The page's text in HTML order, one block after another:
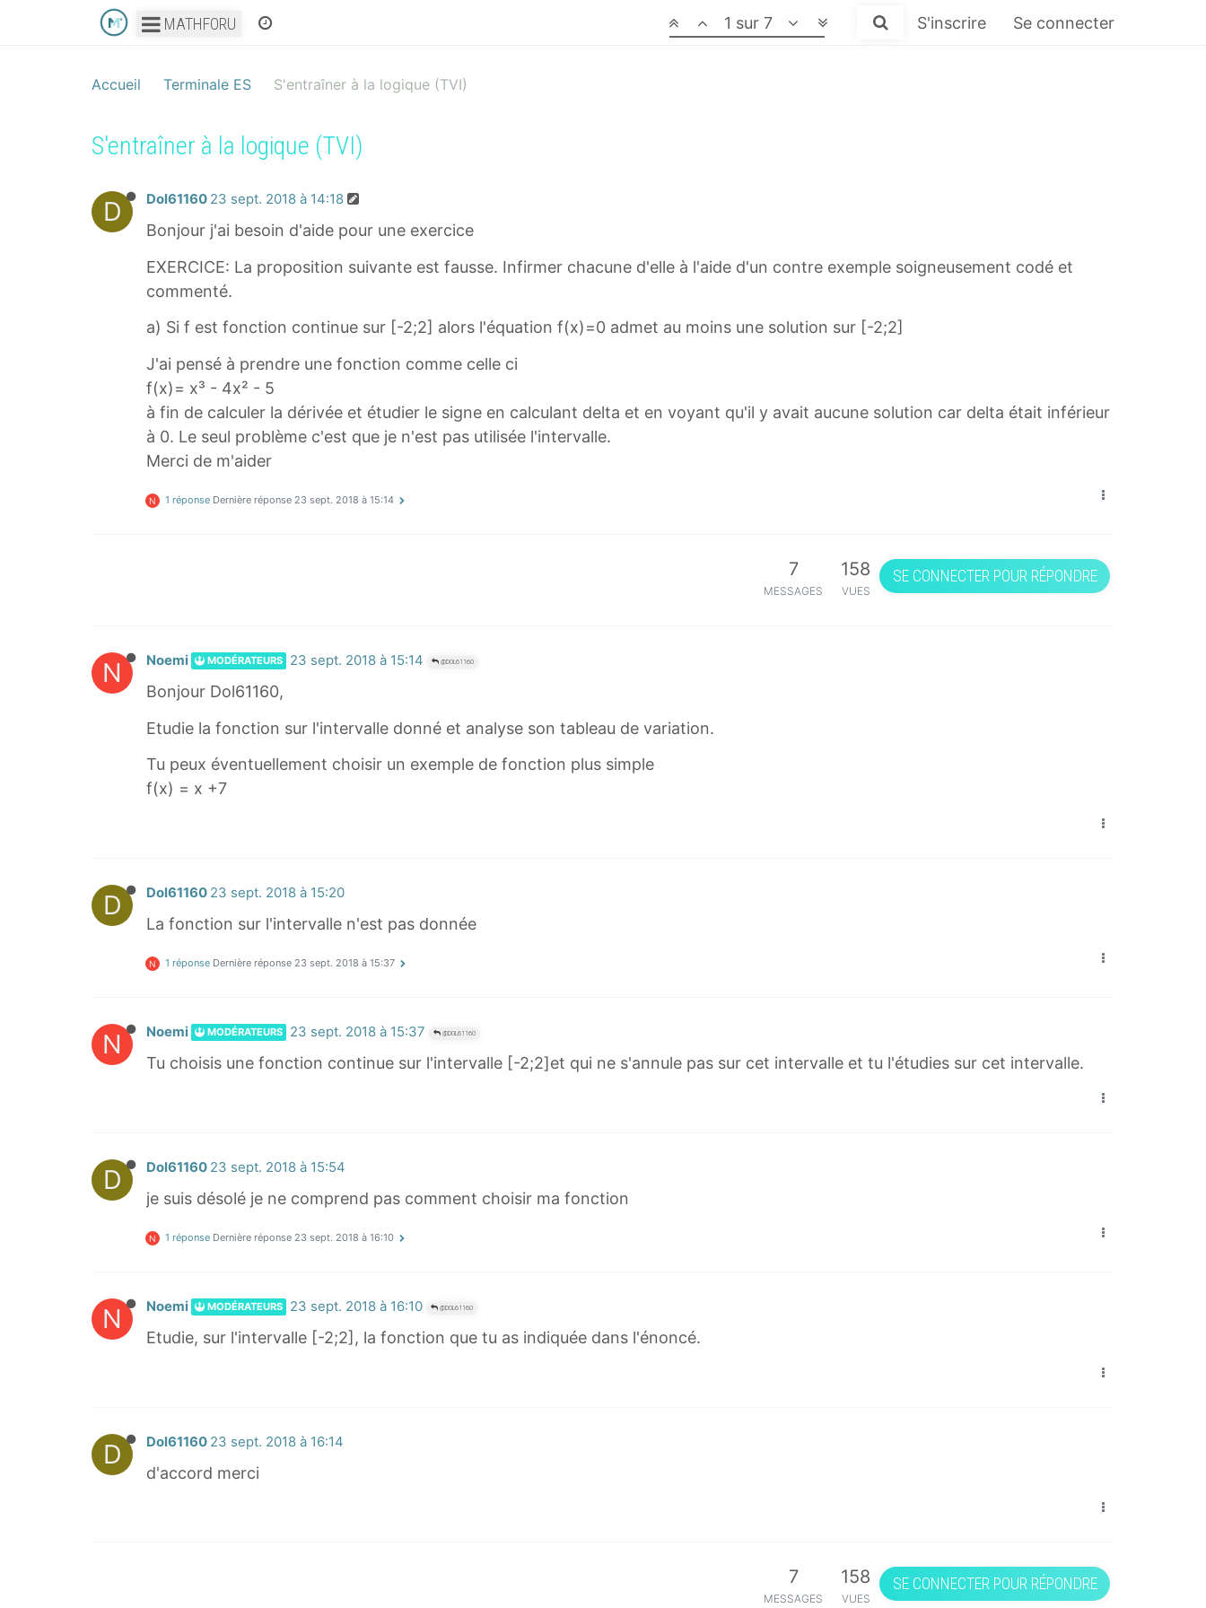
MATHFORU S'inscrire Se connecter
1 sur 7
Accueil Terminale ES S'entraîner à la logique (TVI)
S'entraîner à la logique (TVI)
D Dol61160 23 sept. 2018 à 14:18
Bonjour j'ai besoin d'aide pour une exercice
EXERCICE: La proposition suivante est fausse. Infirmer chacune d'elle à l'aide d'un contre exemple soigneusement codé et
commenté.
a) Si f est fonction continue sur [-2;2] alors l'équation f(x)=0 admet au moins une solution sur [-2;2]
J'ai pensé à prendre une fonction comme celle ci
f(x)= x³ - 4x² - 5
à fin de calculer la dérivée et étudier le signe en calculant delta et en voyant qu'il y avait aucune solution car delta était inférieur
à 0. Le seul problème c'est que je n'est pas utilisée l'intervalle.
Merci de m'aider
N 1 réponse Dernière réponse 23 sept. 2018 à 15:14
7
MESSAGES
158
VUES
SE CONNECTER POUR RÉPONDRE
N Noemi MODÉRATEURS 23 sept. 2018 à 15:14 @DOL61160
Bonjour Dol61160,
Etudie la fonction sur l'intervalle donné et analyse son tableau de variation.
Tu peux éventuellement choisir un exemple de fonction plus simple
f(x) = x +7
D Dol61160 23 sept. 2018 à 15:20
La fonction sur l'intervalle n'est pas donnée
N 1 réponse Dernière réponse 23 sept. 2018 à 15:37
N Noemi MODÉRATEURS 23 sept. 2018 à 15:37 @DOL61160
Tu choisis une fonction continue sur l'intervalle [-2;2]et qui ne s'annule pas sur cet intervalle et tu l'étudies sur cet intervalle.
D Dol61160 23 sept. 2018 à 15:54
je suis désolé je ne comprend pas comment choisir ma fonction
N 1 réponse Dernière réponse 23 sept. 2018 à 16:10
N Noemi MODÉRATEURS 23 sept. 2018 à 16:10 @DOL61160
Etudie, sur l'intervalle [-2;2], la fonction que tu as indiquée dans l'énoncé.
D Dol61160 23 sept. 2018 à 16:14
d'accord merci
7
MESSAGES
158
VUES
SE CONNECTER POUR RÉPONDRE